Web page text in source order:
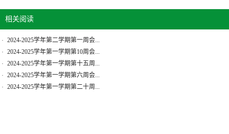
相关阅读
· 2024-2025学年第二学期第一周会...
· 2024-2025学年第一学期第10周会...
· 2024-2025学年第一学期第十五周...
· 2024-2025学年第一学期第六周会...
· 2024-2025学年第一学期第二十周...